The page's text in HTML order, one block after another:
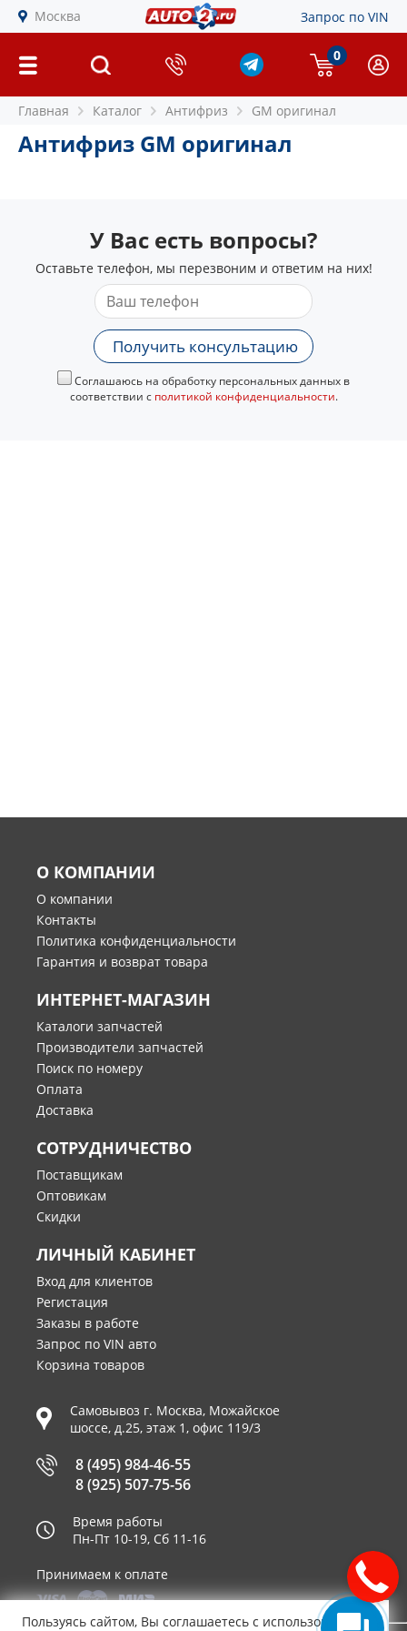
Москва Запрос по VIN
0
Главная Каталог Антифриз GM оригинал
Антифриз GM оригинал
У Вас есть вопросы?
Оставьте телефон, мы перезвоним и ответим на них!
Получить консультацию
Соглашаюсь на обработку персональных данных в
соответствии с политикой конфиденциальности.
О КОМПАНИИ
О компании
Контакты
Политика конфиденциальности
Гарантия и возврат товара
ИНТЕРНЕТ-МАГАЗИН
Каталоги запчастей
Производители запчастей
Поиск по номеру
Оплата
Доставка
СОТРУДНИЧЕСТВО
Поставщикам
Оптовикам
Скидки
ЛИЧНЫЙ КАБИНЕТ
Вход для клиентов
Регистация
Заказы в работе
Запрос по VIN авто
Корзина товаров
Самовывоз г. Москва, Можайское
шоссе, д.25, этаж 1, офис 119/3
8 (495) 984-46-55
8 (925) 507-75-56
Время работы
Пн-Пт 10-19, Сб 11-16
Принимаем к оплате
Пользуясь сайтом, Вы соглашаетесь с использованием